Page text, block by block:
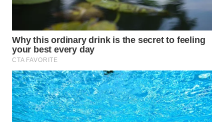
TINGGI
WN
PAKPAK
WN
KARAWANG